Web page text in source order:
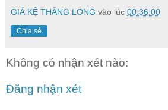
GIÁ KỆ THĂNG LONG vào lúc 00:36:00
Chia sẻ
Không có nhận xét nào:
Đăng nhận xét